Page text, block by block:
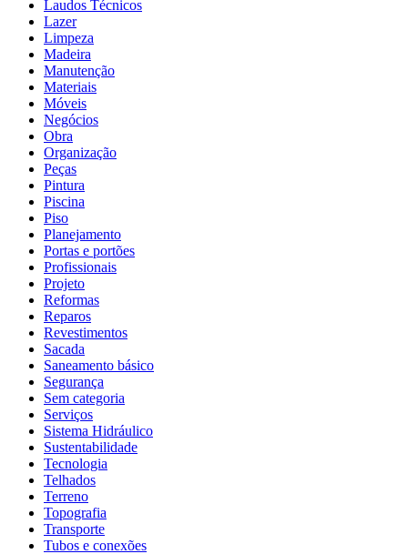
Laudos Técnicos
Lazer
Limpeza
Madeira
Manutenção
Materiais
Móveis
Negócios
Obra
Organização
Peças
Pintura
Piscina
Piso
Planejamento
Portas e portões
Profissionais
Projeto
Reformas
Reparos
Revestimentos
Sacada
Saneamento básico
Segurança
Sem categoria
Serviços
Sistema Hidráulico
Sustentabilidade
Tecnologia
Telhados
Terreno
Topografia
Transporte
Tubos e conexões